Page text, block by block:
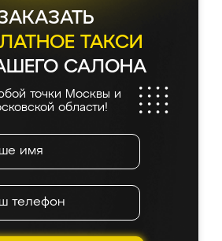
ТАКСИ
САЛОНА
точки Москвы и
области!